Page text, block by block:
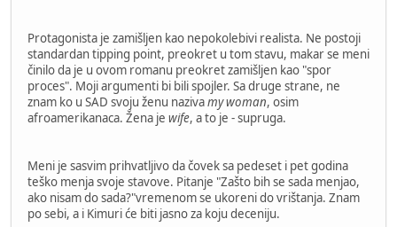
Protagonista je zamišljen kao nepokolebivi realista. Ne postoji
standardan tipping point, preokret u tom stavu, makar se meni
činilo da je u ovom romanu preokret zamišljen kao "spor
proces". Moji argumenti bi bili spojler. Sa druge strane, ne
znam ko u SAD svoju ženu nazivamy woman, osim
afroamerikanaca. Žena je wife, a to je - supruga.
Meni je sasvim prihvatljivo da čovek sa pedeset i pet godina
teško menja svoje stavove. Pitanje "Zašto bih se sada menjao,
ako nisam do sada?"vremenom se ukoreni do vrištanja. Znam
po sebi, a i Kimuri će biti jasno za koju deceniju.